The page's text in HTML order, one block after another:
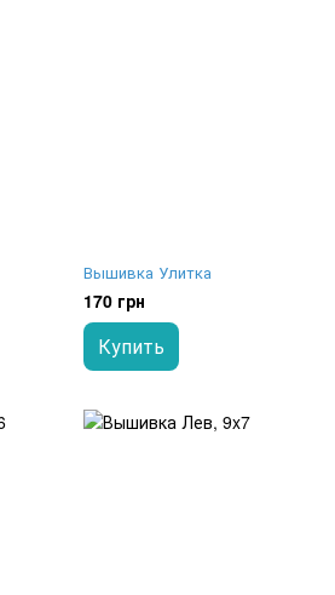
Вышивка Улитка
170 грн
Купить